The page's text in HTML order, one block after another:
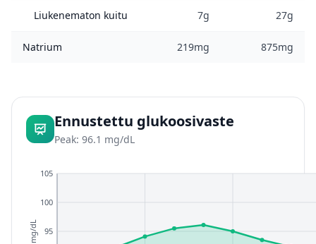
Liukenematon kuitu 7g 27g
Natrium 219mg 875mg
Ennustettu glukoosivaste
Peak: 96.1 mg/dL
95
100
105
mg/dL